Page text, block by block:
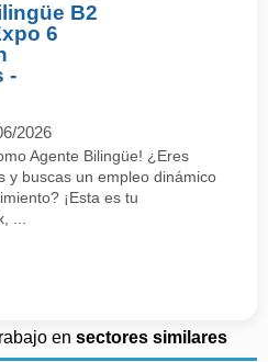
B2
6
-
2026
Agente Bilingüe! ¿Eres
y buscas un empleo dinámico
¡Esta es tu
...
en sectores similares